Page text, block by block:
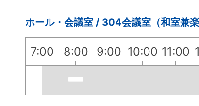
ホール・会議室 / 304会議室（和室兼楽
7:00 8:00 9:00 10:00 11:00